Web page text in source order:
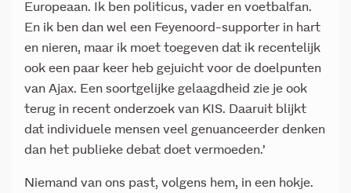
Europeaan. Ik ben politicus, vader en voetbalfan.
En ik ben dan wel een Feyenoord-supporter in hart
en nieren, maar ik moet toegeven dat ik recentelijk
ook een paar keer heb gejuicht voor de doelpunten
van Ajax. Een soortgelijke gelaagdheid zie je ook
terug in recent onderzoek van KIS. Daaruit blijkt
dat individuele mensen veel genuanceerder denken
dan het publieke debat doet vermoeden.’
Niemand van ons past, volgens hem, in een hokje.